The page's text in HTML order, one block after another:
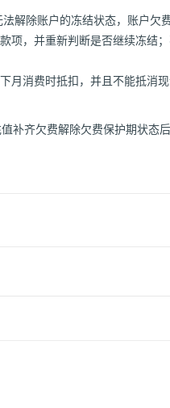
解除账户的冻结状态，账户欠
项，并重新判断是否继续冻结
月消费时抵扣，并且不能抵消现
补齐欠费解除欠费保护期状